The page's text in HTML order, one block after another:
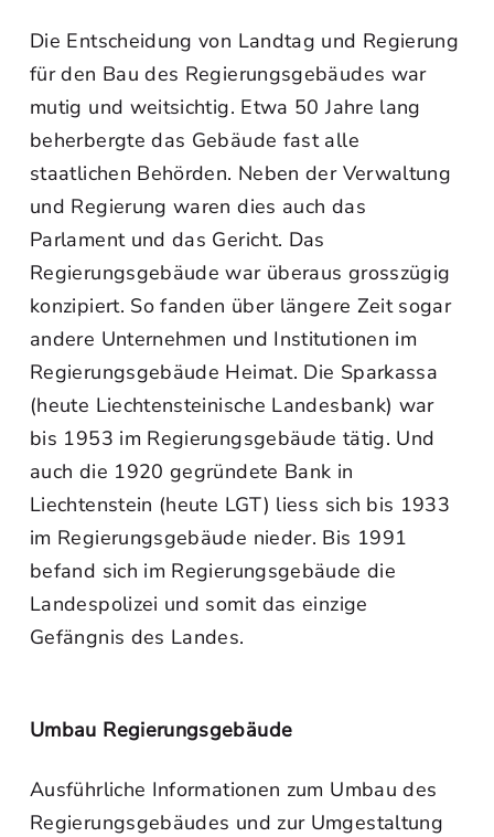
Die Entscheidung von Landtag und Regierung
für den Bau des Regierungsgebäudes war
mutig und weitsichtig. Etwa 50 Jahre lang
beherbergte das Gebäude fast alle
staatlichen Behörden. Neben der Verwaltung
und Regierung waren dies auch das
Parlament und das Gericht. Das
Regierungsgebäude war überaus grosszügig
konzipiert. So fanden über längere Zeit sogar
andere Unternehmen und Institutionen im
Regierungsgebäude Heimat. Die Sparkassa
(heute Liechtensteinische Landesbank) war
bis 1953 im Regierungsgebäude tätig. Und
auch die 1920 gegründete Bank in
Liechtenstein (heute LGT) liess sich bis 1933
im Regierungsgebäude nieder. Bis 1991
befand sich im Regierungsgebäude die
Landespolizei und somit das einzige
Gefängnis des Landes.
Umbau Regierungsgebäude
Ausführliche Informationen zum Umbau des
Regierungsgebäudes und zur Umgestaltung